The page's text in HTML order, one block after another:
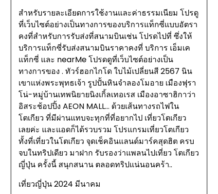
สำหรับรายละเอียดการใช้งานและค่าธรรมเนียม โปรดู
ที่เว็บไซต์อย่างเป็นทางการของบริการแท็กซี่แบบอัตรา
คงที่สำหรับการรับส่งที่สนามบินเช่น โปรดไปที่ ซึ่งให้
บริการแท็กซี่รับส่งสนามบินราคาคงที่ บริการ เอ็มเค
แท็กซี่ และ nearMe โปรดดูที่เว็บไซต์อย่างเป็น
ทางการของ . ทัวร์ฮอกไกโด ใบไม้เปลี่ยนสี 2567 นิน
เขาแห่งพระพุทธเจ้า รูปปั้นหินจำลองโมอาย เมืองฟุรา
โน่-หมู่บ้านเทพนิยายนิงเกิ้ลเทอเรส เมืองอาซาฮิกาว่า
อิสระช้อปปิ้ง AEON MALL… ด้วยเส้นทางรถไฟใน
โตเกียว ที่มีผ่านแทบจะทุกที่ที่อยากไป เที่ยวโตเกียว
เลยค่ะ และแอดก็ได้รวบรวม โปรแกรมเที่ยวโตเกียว
ทั้งที่เที่ยวในโตเกียว จุดเช็คอินแลนด์มาร์คสุดฮิต ครบ
จบในทริปเดียว มาฝาก รับรองว่าแพลนไปเที่ยว โตเกียว
ญี่ปุ่น ครั้งนี้ สนุกสนาน ตลอดทริปแน่นอนคร้า..
เที่ยวญี่ปุ่น 2024 มีนาคม